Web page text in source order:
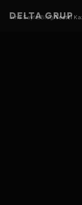
DELTA GRUP
Ana Sayfa/Blog/Vestel